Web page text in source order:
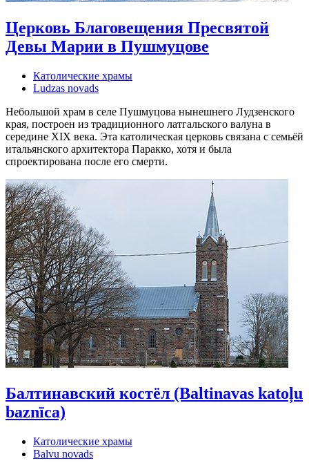
Церковь Благовещения Пресвятой
Девы Марии в Пушмуцове
Католические храмы
Ludzas novads
Небольшой храм в селе Пушмуцова нынешнего Лудзенского
края, построен из традиционного латгальского валуна в
середине XIX века. Эта католическая церковь связана с семьёй
итальянского архитектора Паракко, хотя и была
спроектирована после его смерти.
Балтинавский костёл (Baltinavas katoļu
baznīca)
Католические храмы
Balvu novads